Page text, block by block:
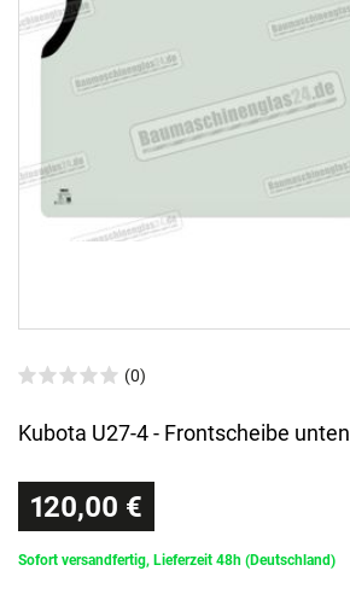
(0)
Kubota U27-4 - Frontscheibe unten
120,00 €
Sofort versandfertig, Lieferzeit 48h (Deutschland)